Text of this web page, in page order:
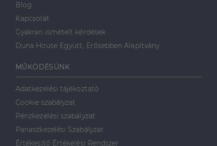
Blog
Kapcsolat
Gyakran ismételt kérdések
Duna House Együtt, Erősebben Alapítvány
MŰKÖDÉSÜNK
Adatkezelési tájékoztató
Cookie szabályzat
Pénzkezelési szabályzat
Panaszkezelési Szabályzat
Értékesítő Értékelési Rendszer